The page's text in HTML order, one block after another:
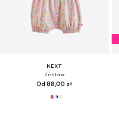
NEXT
Zestaw
Od 88,00 zł